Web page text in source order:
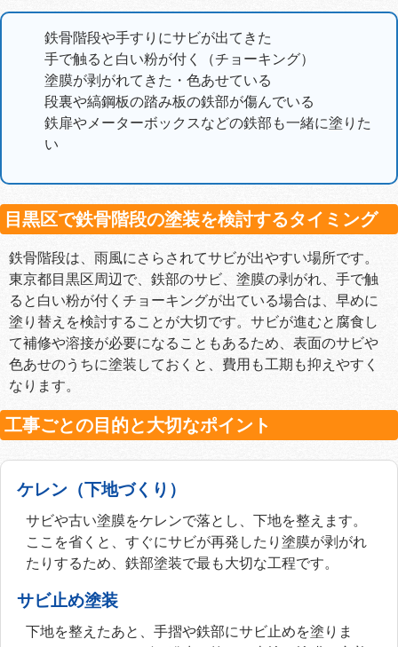
鉄骨階段や手すりにサビが出てきた
手で触ると白い粉が付く（チョーキング）
塗膜が剥がれてきた・色あせている
段裏や縞鋼板の踏み板の鉄部が傷んでいる
鉄扉やメーターボックスなどの鉄部も一緒に塗りた
い
目黒区で鉄骨階段の塗装を検討するタイミング
鉄骨階段は、雨風にさらされてサビが出やすい場所です。
東京都目黒区周辺で、鉄部のサビ、塗膜の剥がれ、手で触
ると白い粉が付くチョーキングが出ている場合は、早めに
塗り替えを検討することが大切です。サビが進むと腐食し
て補修や溶接が必要になることもあるため、表面のサビや
色あせのうちに塗装しておくと、費用も工期も抑えやすく
なります。
工事ごとの目的と大切なポイント
ケレン（下地づくり）
サビや古い塗膜をケレンで落とし、下地を整えます。
ここを省くと、すぐにサビが再発したり塗膜が剥がれ
たりするため、鉄部塗装で最も大切な工程です。
サビ止め塗装
下地を整えたあと、手摺や鉄部にサビ止めを塗りま